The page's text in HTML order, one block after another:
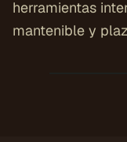
herramientas
mantenible yCOSTA